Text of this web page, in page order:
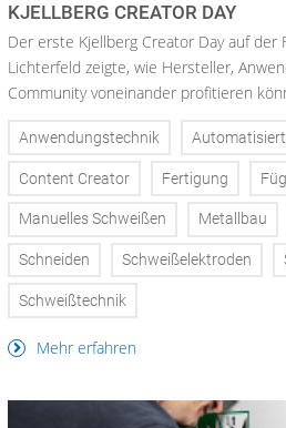
KJELLBERG CREATOR DAY
Der erste Kjellberg Creator Day auf der
Lichterfeld zeigte, wie Hersteller,
Community voneinander profitieren
Anwendungstechnik
Content Creator Fertigung
Manuelles Schweißen Metallbau
Schneiden Schweißelektroden
Schweißtechnik
Mehr erfahren